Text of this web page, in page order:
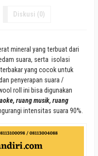
Diskusi (0)
mineral yang terbuat dari
suara, serta isolasi
yang cocok untuk
penyerapan suara /
roll ini bisa digunakan
ruang musik, ruang
intensitas suara 90%.